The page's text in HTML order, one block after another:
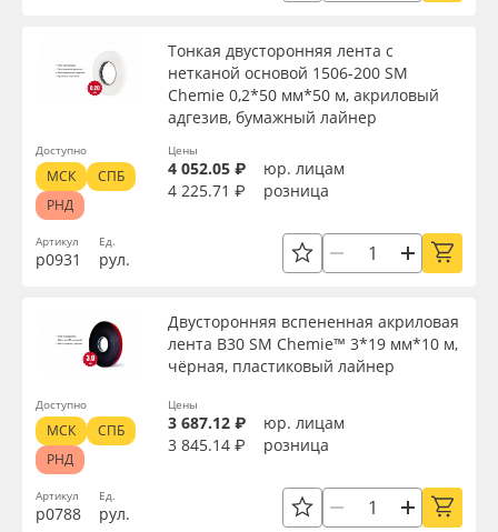
Артикул
р0931
Тонкая двусторонняя лента с
нетканой основой 1506-200 SM
Chemie 0,2*50 мм*50 м, акриловый
адгезив, бумажный лайнер
Ед.
рул.
Цены
4 052.05 ₽
юр. лицам
4 225.71 ₽
розница
Доступно
МСК
СПБ
РНД
Артикул
р0788
Двусторонняя вспененная акриловая
лента B30 SM Chemie™ 3*19 мм*10 м,
чёрная, пластиковый лайнер
Ед.
рул.
Цены
3 687.12 ₽
юр. лицам
3 845.14 ₽
розница
Доступно
МСК
СПБ
РНД